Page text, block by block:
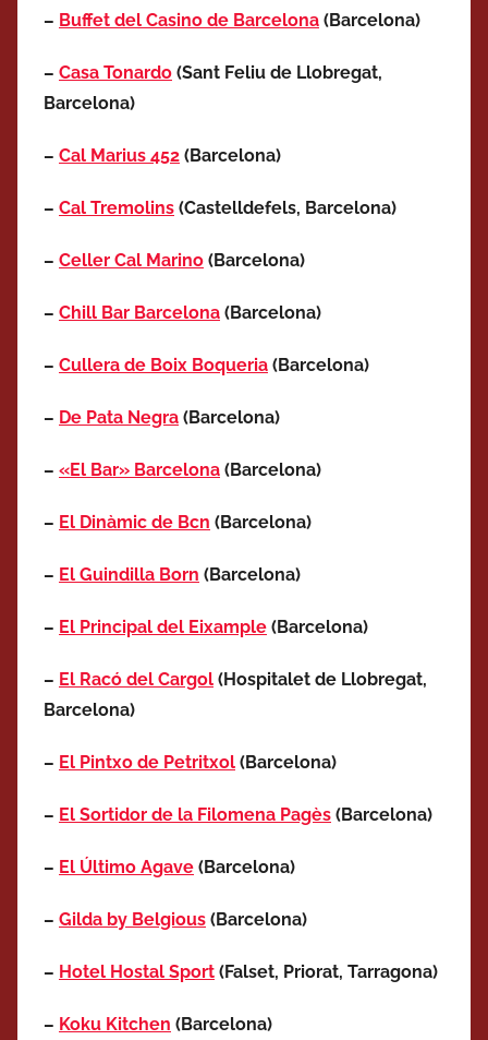
– Buffet del Casino de Barcelona (Barcelona)
– Casa Tonardo (Sant Feliu de Llobregat,
Barcelona)
– Cal Marius 452 (Barcelona)
– Cal Tremolins (Castelldefels, Barcelona)
– Celler Cal Marino (Barcelona)
– Chill Bar Barcelona (Barcelona)
– Cullera de Boix Boqueria (Barcelona)
– De Pata Negra (Barcelona)
– «El Bar» Barcelona (Barcelona)
– El Dinàmic de Bcn (Barcelona)
– El Guindilla Born (Barcelona)
– El Principal del Eixample (Barcelona)
– El Racó del Cargol (Hospitalet de Llobregat,
Barcelona)
– El Pintxo de Petritxol (Barcelona)
– El Sortidor de la Filomena Pagès (Barcelona)
– El Último Agave (Barcelona)
– Gilda by Belgious (Barcelona)
– Hotel Hostal Sport (Falset, Priorat, Tarragona)
– Koku Kitchen (Barcelona)